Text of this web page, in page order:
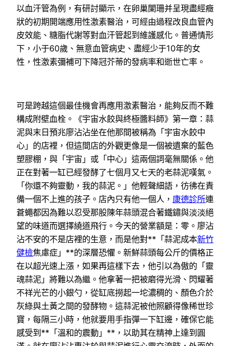
以血汗管為例，有研討顯示，在卵巢闌珊并呈現盡經癥
狀的初期開端應用性激素醫治，可經由過程改良血管內
皮效能、糖脂代謝等對血汗管起到維護感化。普通情形
下，小于60歲、無意血管病史、盡經少于10年的女
性，性激素彌補可下降冠芥蒂的發病率和逝世亡率。
可是跨越這個最佳機會再應用激素醫治，能夠反而不難
構成附壁血栓。《宇宙水餃與終極醬料師》第一章：蒜
泥與末日預兆廖沾沾坐在他那間被稱為「宇宙水餃中
心」的店裡，但這間店的外觀更像是一個被遺棄的藍色
塑膠棚，與「宇宙」或「中心」這兩個詞毫無關係。他
正在對著一缸已經發酵了七個月又七天的老蒜泥嘆氣。
「你還不夠靈動，我的蒜泥。」他輕聲細語，彷彿在責
備一個不上進的孩子。店內只有他一個人， 康德診所連
蒼蠅都因為難以忍受那股陳年蒜頭混合著鐵鏽與淡淡絕
望的味道而選擇繞道飛行。今天的營業額是：零。廖沾
沾不安的不是店裡的生意，而是他對**「蒜泥成本新竹
健檢焦慮症」**的深層恐懼。新鮮蒜頭每公斤的價格正
在以超光速上漲，如果再這樣下去，他引以為傲的「靈
魂蒜泥」將難以為繼。他拿著一把被磨得光滑、閃耀著
不祥光芒的小銀勺，從缸底撈起一坨濃稠的、顏色介於
灰綠與土黃之間的發酵物。這蒜泥被他照顧得像稀世珍
寶，每隔三小時，他就要用手指彈一下缸邊，確保它能
感受到**「溫和的震動」**，以助其在精神上達到圓